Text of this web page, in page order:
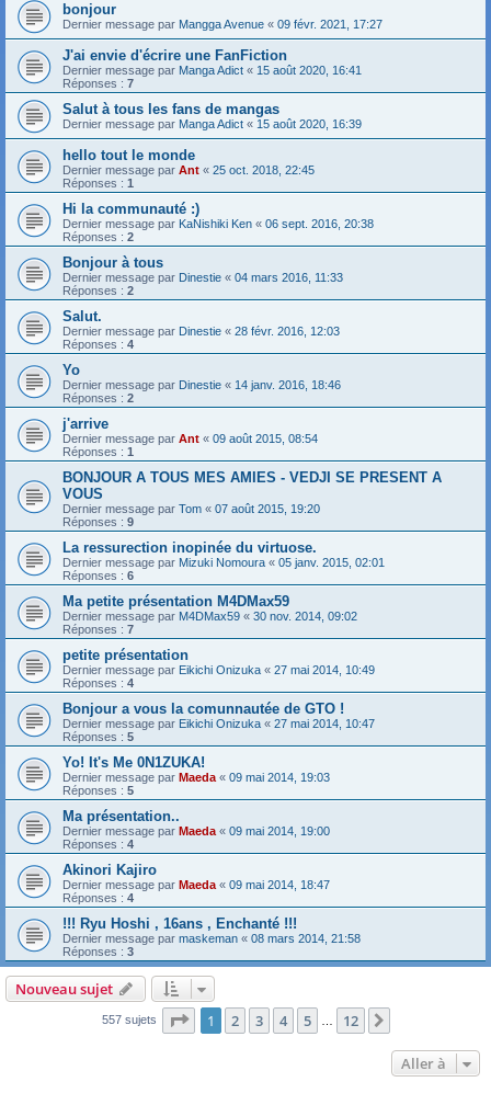
bonjour
Dernier message par Mangga Avenue « 09 févr. 2021, 17:27
J'ai envie d'écrire une FanFiction
Dernier message par Manga Adict « 15 août 2020, 16:41
Réponses : 7
Salut à tous les fans de mangas
Dernier message par Manga Adict « 15 août 2020, 16:39
hello tout le monde
Dernier message par Ant « 25 oct. 2018, 22:45
Réponses : 1
Hi la communauté :)
Dernier message par KaNishiki Ken « 06 sept. 2016, 20:38
Réponses : 2
Bonjour à tous
Dernier message par Dinestie « 04 mars 2016, 11:33
Réponses : 2
Salut.
Dernier message par Dinestie « 28 févr. 2016, 12:03
Réponses : 4
Yo
Dernier message par Dinestie « 14 janv. 2016, 18:46
Réponses : 2
j'arrive
Dernier message par Ant « 09 août 2015, 08:54
Réponses : 1
BONJOUR A TOUS MES AMIES - VEDJI SE PRESENT A
VOUS
Dernier message par Tom « 07 août 2015, 19:20
Réponses : 9
La ressurection inopinée du virtuose.
Dernier message par Mizuki Nomoura « 05 janv. 2015, 02:01
Réponses : 6
Ma petite présentation M4DMax59
Dernier message par M4DMax59 « 30 nov. 2014, 09:02
Réponses : 7
petite présentation
Dernier message par Eikichi Onizuka « 27 mai 2014, 10:49
Réponses : 4
Bonjour a vous la comunnautée de GTO !
Dernier message par Eikichi Onizuka « 27 mai 2014, 10:47
Réponses : 5
Yo! It's Me 0N1ZUKA!
Dernier message par Maeda « 09 mai 2014, 19:03
Réponses : 5
Ma présentation..
Dernier message par Maeda « 09 mai 2014, 19:00
Réponses : 4
Akinori Kajiro
Dernier message par Maeda « 09 mai 2014, 18:47
Réponses : 4
!!! Ryu Hoshi , 16ans , Enchanté !!!
Dernier message par maskeman « 08 mars 2014, 21:58
Réponses : 3
Nouveau sujet
557 sujets Page 1sur12
1 2 3 4 5 12
Aller à